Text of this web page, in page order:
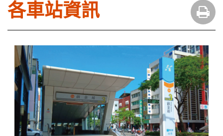
各車站資訊